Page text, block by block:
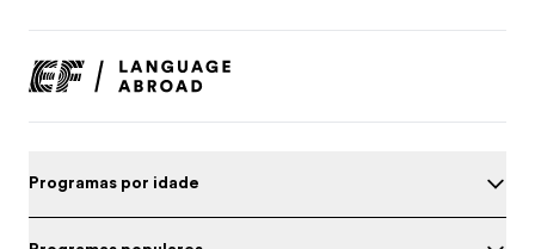
Programas por idade